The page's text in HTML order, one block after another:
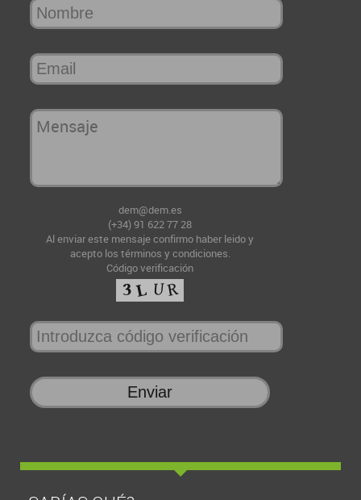
dem@dem.es
(+34) 91 622 77 28
Al enviar este mensaje confirmo haber leido y
acepto los términos y condiciones.
Código verificación